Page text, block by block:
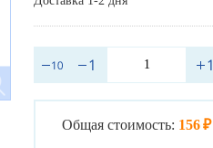
Общая стоимость: 156 ₽